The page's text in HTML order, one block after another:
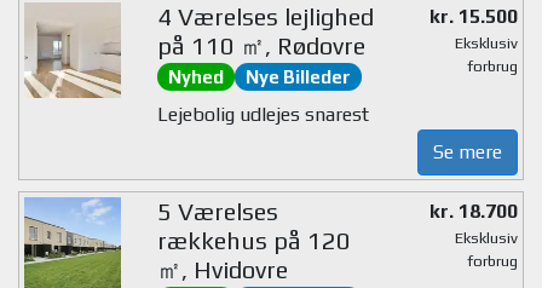
4 Værelses lejlighed
på 110 ㎡, Rødovre
Nyhed Nye Billeder
kr. 15.500
Eksklusiv
forbrug
Lejebolig udlejes snarest
Se mere
5 Værelses
rækkehus på 120
㎡, Hvidovre
kr. 18.700
Eksklusiv
forbrug